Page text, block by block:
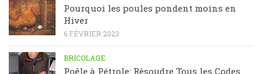
Pourquoi les poules pondent moins en
Hiver
6 FÉVRIER 2023
BRICOLAGE
Poêle à Pétrole: Résoudre Tous les Codes